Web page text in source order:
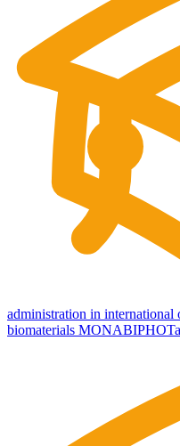
administration in international
biomaterials MONABIPHOT